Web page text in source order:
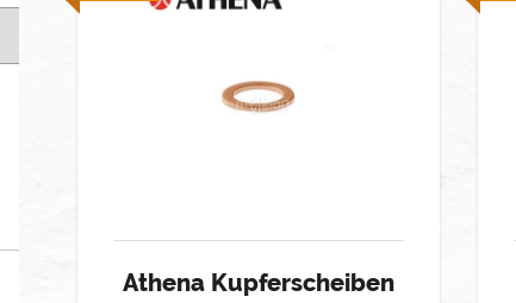
Athena Kupferscheiben